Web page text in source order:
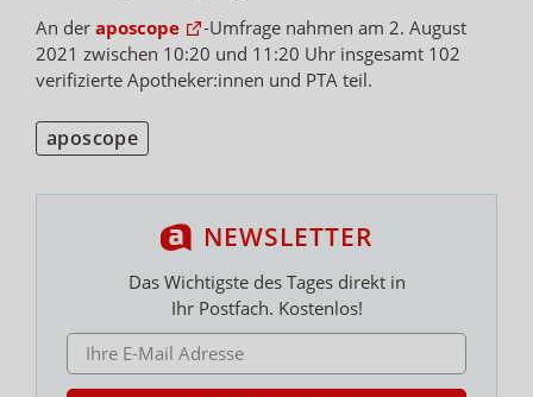
An der aposcope
-Umfrage nahmen am 2. August
2021 zwischen 10:20 und 11:20 Uhr insgesamt 102
verifizierte Apotheker:innen und PTA teil.
aposcope
NEWSLETTER
Das Wichtigste des Tages direkt in
Ihr Postfach. Kostenlos!
E-MAIL ADRESSE